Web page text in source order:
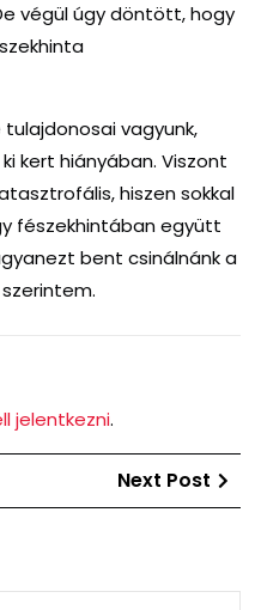
végül úgy döntött, hogy
vagyunk,
kert hiányában. Viszont
hiszen sokkal
fészekhintában együtt
bent csinálnánk a
jelentkezni.
Next Post